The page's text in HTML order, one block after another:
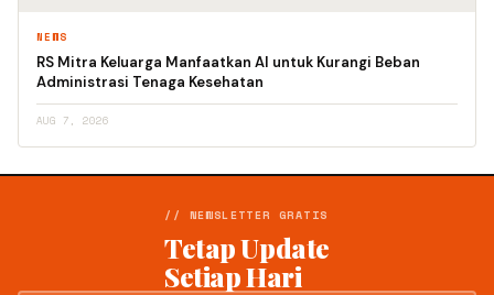
NEWS
RS Mitra Keluarga Manfaatkan AI untuk Kurangi Beban
Administrasi Tenaga Kesehatan
AUG 7, 2026
// NEWSLETTER GRATIS
Tetap Update
Setiap Hari